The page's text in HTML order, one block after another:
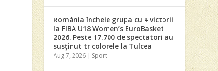
România încheie grupa cu 4 victorii
la FIBA U18 Women’s EuroBasket
2026. Peste 17.700 de spectatori au
susţinut tricolorele la Tulcea
Aug 7, 2026 | Sport